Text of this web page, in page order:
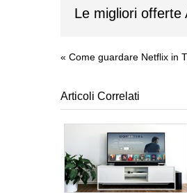
Le migliori offerte
« Come guardare Netflix in
Articoli Correlati